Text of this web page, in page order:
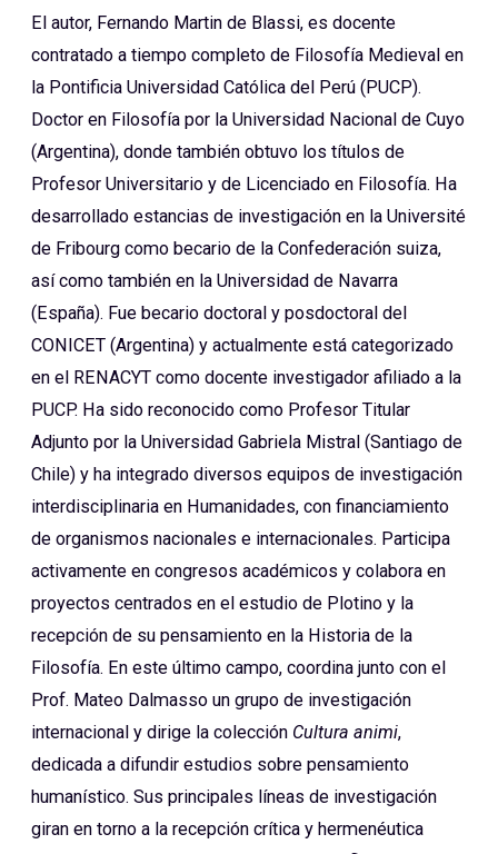
El autor, Fernando Martin de Blassi, es docente
contratado a tiempo completo de Filosofía Medieval en
la Pontificia Universidad Católica del Perú (PUCP).
Doctor en Filosofía por la Universidad Nacional de Cuyo
(Argentina), donde también obtuvo los títulos de
Profesor Universitario y de Licenciado en Filosofía. Ha
desarrollado estancias de investigación en la Université
de Fribourg como becario de la Confederación suiza,
así como también en la Universidad de Navarra
(España). Fue becario doctoral y posdoctoral del
CONICET (Argentina) y actualmente está categorizado
en el RENACYT como docente investigador afiliado a la
PUCP. Ha sido reconocido como Profesor Titular
Adjunto por la Universidad Gabriela Mistral (Santiago de
Chile) y ha integrado diversos equipos de investigación
interdisciplinaria en Humanidades, con financiamiento
de organismos nacionales e internacionales. Participa
activamente en congresos académicos y colabora en
proyectos centrados en el estudio de Plotino y la
recepción de su pensamiento en la Historia de la
Filosofía. En este último campo, coordina junto con el
Prof. Mateo Dalmasso un grupo de investigación
internacional y dirige la colección Cultura animi,
dedicada a difundir estudios sobre pensamiento
humanístico. Sus principales líneas de investigación
giran en torno a la recepción crítica y hermenéutica